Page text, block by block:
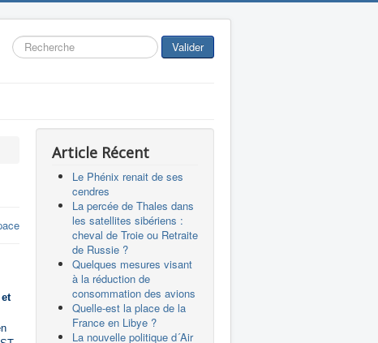
Rechercher Valider
Article Récent
Le Phénix renait de ses
cendres
La percée de Thales dans
les satellites sibériens :
cheval de Troie ou Retraite
de Russie ?
Quelques mesures visant
à la réduction de
consommation des avions
Quelle-est la place de la
France en Libye ?
La nouvelle politique d´Air